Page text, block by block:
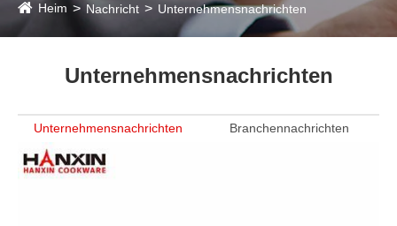
Heim Nachricht Unternehmensnachrichten
Unternehmensnachrichten
Unternehmensnachrichten Branchennachrichten